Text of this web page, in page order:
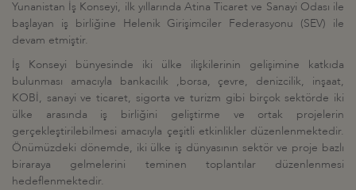
Yunanistan İş Konseyi, ilk yıllarında Atina Ticaret ve Sanayi Odası ile
başlayan iş birliğine Helenik Girişimciler Federasyonu (SEV) ile
devam etmiştir.
İş Konseyi bünyesinde iki ülke ilişkilerinin gelişimine katkıda
bulunması amacıyla bankacılık ,borsa, çevre, denizcilik, inşaat,
KOBİ, sanayi ve ticaret, sigorta ve turizm gibi birçok sektörde iki
ülke arasında iş birliğini geliştirme ve ortak projelerin
gerçekleştirilebilmesi amacıyla çeşitli etkinlikler düzenlenmektedir.
Önümüzdeki dönemde, iki ülke iş dünyasının sektör ve proje bazlı
biraraya gelmelerini teminen toplantılar düzenlenmesi
hedeflenmektedir.